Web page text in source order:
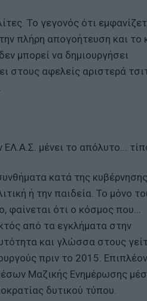
Το γεγονός ότι
πλήρη απογοήτευση και το
μπορεί να δημιουργήσει
στους αφελείς αριστερά
μένει το απόλυτο...
κατά της
ή την παιδεία. Το μόνο
φαίνεται ότι ο κόσμος που...
από τα εγκλήματα στην
και γλώσσα στους
πριν το 2015.
Μαζικής Ενημέρωσης
δυτικού τύπου.